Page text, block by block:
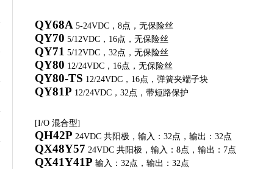
QY68A 5-24VDC ， 8点，无保险丝
QY70 5/12VDC ， 16点，无保险丝
QY71 5/12VDC ， 32点，无保险丝
QY80 12/24VDC ， 16点，无保险丝
QY80-TS 12/24VDC ， 16点，弹簧夹端子块
QY81P 12/24VDC ， 32点，带短路保护
[I/O 混合型]
QH42P 24VDC 共阳极，输入： 32点，输出： 32点
QX48Y57 24VDC 共阳极，输入： 8点，输出： 7点
QX41Y41P 输入： 32点，输出： 32点